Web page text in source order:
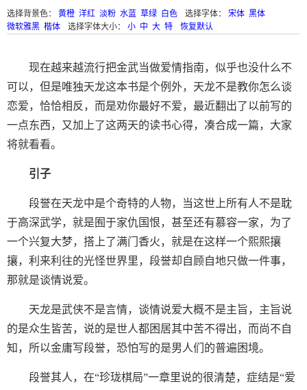
选择背景色： 黄橙 洋红 淡粉 水蓝 草绿 白色 选择字体： 宋体 黑体
微软雅黑 楷体 选择字体大小： 小 中 大 特 恢复默认
现在越来越流行把金武当做爱情指南，似乎也没什么不
可以，但是唯独天龙这本书是个例外，天龙不是教你怎么谈
恋爱，恰恰相反，而是劝你最好不爱，最近翻出了以前写的
一点东西，又加上了这两天的读书心得，凑合成一篇，大家
将就看看。
引子
段誉在天龙中是个奇特的人物，当这世上所有人不是耽
于高深武学，就是囿于家仇国恨，甚至还有慕容一家，为了
一个兴复大梦，搭上了满门香火，就是在这样一个熙熙攘
攘，利来利往的光怪世界里，段誉却自顾自地只做一件事，
那就是谈情说爱。
天龙是武侠不是言情，谈情说爱大概不是主旨，主旨说
的是众生皆苦，说的是世人都困居其中苦不得出，而尚不自
知，所以金庸写段誉，恐怕写的是男人们的普遍困境。
段誉其人，在“珍珑棋局”一章里说的很清楚，症结是“爱